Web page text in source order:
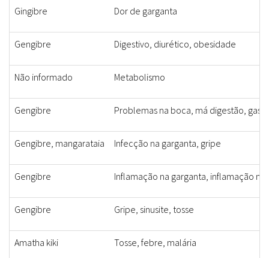
Gingibre Dor de garganta
Gengibre Digestivo, diurético, obesidade
Não informado Metabolismo
Gengibre Problemas na boca, má digestão,
Gengibre, mangarataia Infecção na garganta, gripe
Gengibre Inflamação na garganta, inflamação
Gengibre Gripe, sinusite, tosse
Amatha kiki Tosse, febre, malária